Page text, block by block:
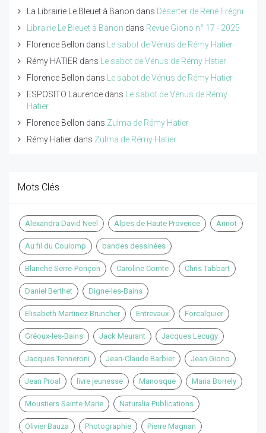
La Librairie Le Bleuet à Banon dans Déserter de René Frégni
Librairie Le Bleuet à Banon dans Revue Giono n° 17 - 2025
Florence Bellon dans
Le sabot de Vénus de Rémy Hatier
Rémy HATIER dans
Le sabot de Vénus de Rémy Hatier
Florence Bellon dans
Le sabot de Vénus de Rémy Hatier
ESPOSITO Laurence dans
Le sabot de Vénus de Rémy
Hatier
Florence Bellon dans Zulma de Rémy Hatier
Rémy Hatier dans Zulma de Rémy Hatier
Mots Clés
Alexandra David Neel Alpes de Haute Provence Annot
Au fil du Coulomp bandes dessinées
Blanche Serre-Ponçon Caroline Comte Chris Tabbart
Daniel Berthet Digne-les-Bains
Elisabeth Martinez Bruncher Entrevaux Forcalquier
Gréoux-les-Bains Jack Meurant Jacques Lecugy
Jacques Tenneroni Jean-Claude Barbier Jean Giono
Jean Proal livre jeunesse Manosque Maria Borrely
Moustiers Sainte Marie Naturalia Publications
Olivier Bauza Photographie Pierre Magnan